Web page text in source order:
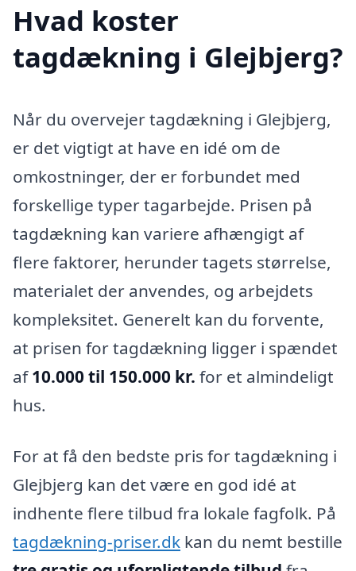
Hvad koster
tagdækning i Glejbjerg?
Når du overvejer tagdækning i Glejbjerg,
er det vigtigt at have en idé om de
omkostninger, der er forbundet med
forskellige typer tagarbejde. Prisen på
tagdækning kan variere afhængigt af
flere faktorer, herunder tagets størrelse,
materialet der anvendes, og arbejdets
kompleksitet. Generelt kan du forvente,
at prisen for tagdækning ligger i spændet
af10.000 til 150.000 kr. for et almindeligt
hus.
For at få den bedste pris for tagdækning i
Glejbjerg kan det være en god idé at
indhente flere tilbud fra lokale fagfolk. På
tagdækning-priser.dk kan du nemt bestille